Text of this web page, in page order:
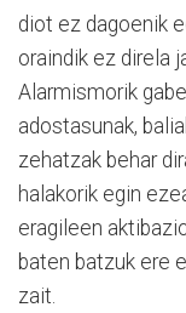
diot ez dagoenik
oraindik ez direla
Alarmismorik
adostasunak,
zehatzak behar
halakorik egin
eragileen
baten batzuk ere
zait.